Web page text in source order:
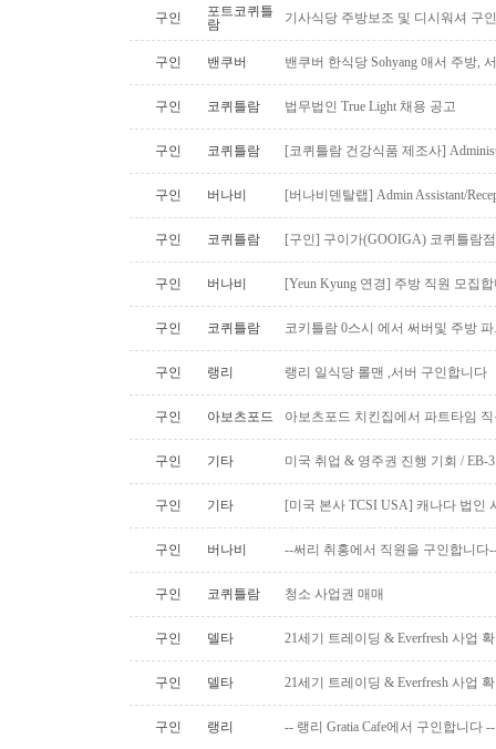
구인
포트코퀴틀
람
기사식당 주방보조 및 디시워셔 구
구인 밴쿠버 밴쿠버 한식당 Sohyang 애서 주방,
구인 코퀴틀람 법무법인 True Light 채용 공고
구인 코퀴틀람 [코퀴틀람 건강식품 제조사]
구인 버나비 [버나비덴탈랩] Admin Assistant/
구인 코퀴틀람 [구인] 구이가(GOOIGA) 코퀴틀람
구인 버나비 [Yeun Kyung 연경] 주방 직원 모집
구인 코퀴틀람 코키틀람 0스시 에서 써버및 주방
구인 랭리 랭리 일식당 롤맨 ,서버 구인합니다
구인 아보츠포드 아보츠포드 치킨집에서 파트타임
구인 기타 미국 취업 & 영주권 진행 기회 / EB-
구인 기타 [미국 본사 TCSI USA] 캐나다 법인
구인 버나비 --써리 취홍에서 직원을 구인합니다
구인 코퀴틀람 청소 사업권 매매
구인 델타 21세기 트레이딩 & Everfresh 사업
구인 델타 21세기 트레이딩 & Everfresh 사업
구인 랭리 -- 랭리 Gratia Cafe에서 구인합니다 --